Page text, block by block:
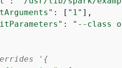
: [ "1" ],
:
"--class
' {